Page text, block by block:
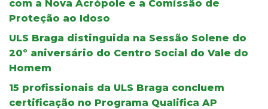
com a Nova Acrópole e a Comissão de
Proteção ao Idoso
ULS Braga distinguida na Sessão Solene do
20º aniversário do Centro Social do Vale do
Homem
15 profissionais da ULS Braga concluem
certificação no Programa Qualifica AP